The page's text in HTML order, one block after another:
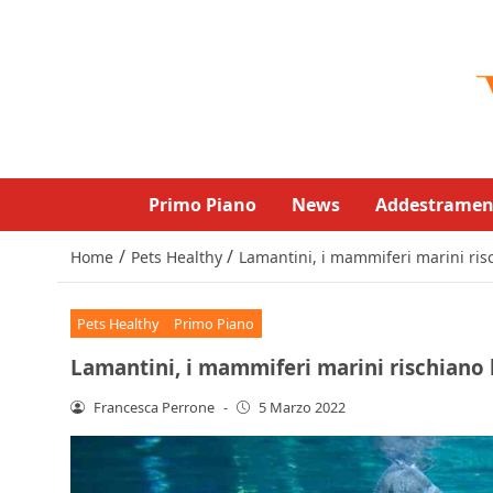
Primo Piano News
Home / Pets Healthy / Lamantini, i mammiferi marini
Pets Healthy Primo Piano
Lamantini, i mammiferi marini rischiano
Francesca Perrone - 5 Marzo 2022